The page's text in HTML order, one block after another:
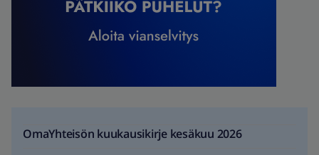
OmaYhteisön kuukausikirje kesäkuu 2026